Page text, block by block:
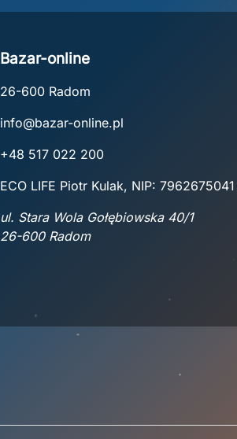
Bazar-online
26-600 Radom
info@bazar-online.pl
+48 517 022 200
ECO LIFE Piotr Kulak, NIP: 7962675041
ul. Stara Wola Gołębiowska 40/1
26-600 Radom